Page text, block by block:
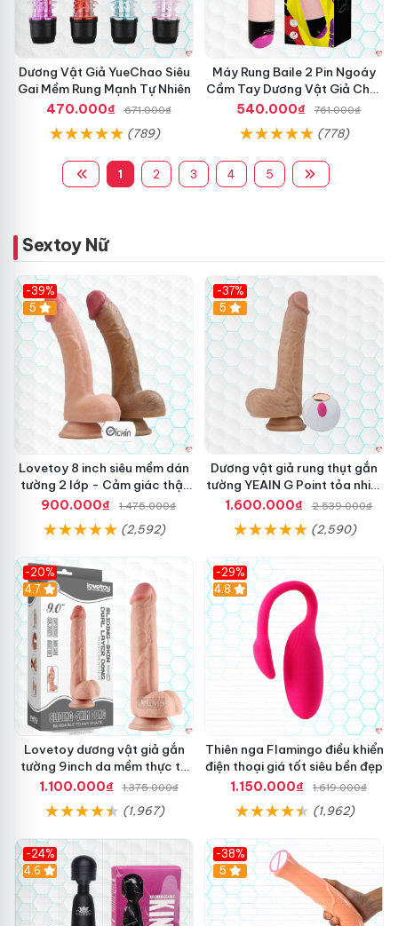
Dương Vật Giả YueChao Siêu
Gai Mềm Rung Mạnh Tự Nhiên
470.000₫
671.000₫
(789)
Máy Rung Baile 2 Pin Ngoáy
Cầm Tay Dương Vật Giả Chất
Lượng
540.000₫ 761.000₫
(778)
1 2 3 4 5
Sextoy Nữ
-39%
Hot
5
Lovetoy 8 inch siêu mềm dán
tường 2 lớp - Cảm giác thật
nhất
900.000₫ 1.475.000₫
(2,592)
-37%
5
Dương vật giả rung thụt gắn
tường YEAIN G Point tỏa nhiệt
điều khiển từ xa
1.600.000₫ 2.539.000₫
(2,590)
-20%
Hot
4.7
Lovetoy dương vật giả gắn
tường 9inch da mềm thực tế
thú vị
1.100.000₫ 1.375.000₫
(1,967)
-29%
Hot
4.8
Thiên nga Flamingo điều khiển
điện thoại giá tốt siêu bền đẹp
1.150.000₫
1.619.000₫
(1,962)
-24%
4.6
-38%
Hot
5